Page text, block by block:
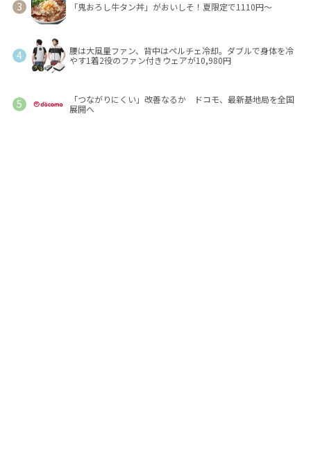
「鬼おろし牛タン丼」がおいしそ！夏限定で1110円～
腰は大風量ファン、背中はペルチェ冷却。ダブルで身体を冷
やす1着2役のファン付きウェアが10,980円
「つながりにくい」改善なるか ドコモ、最新基地局を全国
展開へ